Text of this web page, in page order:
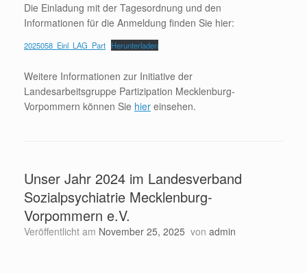
Die Einladung mit der Tagesordnung und den
Informationen für die Anmeldung finden Sie hier:
2025058_Einl_LAG_Part Herunterladen
Weitere Informationen zur Initiative der
Landesarbeitsgruppe Partizipation Mecklenburg-
Vorpommern können Sie hier einsehen.
Unser Jahr 2024 im Landesverband
Sozialpsychiatrie Mecklenburg-
Vorpommern e.V.
Veröffentlicht am November 25, 2025 von admin